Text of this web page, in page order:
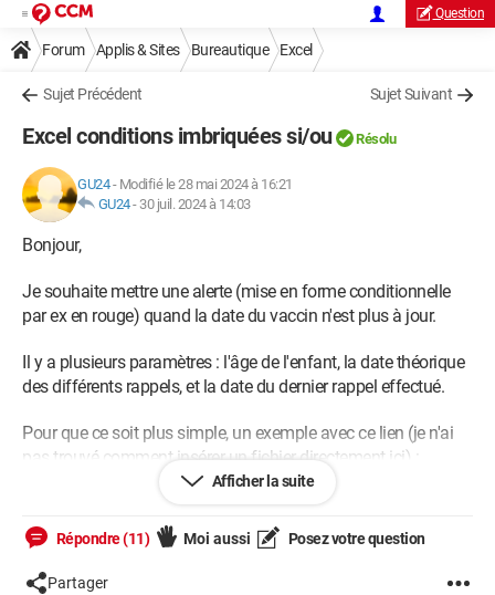
Question
Forum Applis & Sites Bureautique Excel
Sujet Précédent Sujet Suivant
Excel conditions imbriquées si/ou Résolu
GU24- Modifié le 28 mai 2024 à 16:21
GU24- 30 juil. 2024 à 14:03
Bonjour,
Je souhaite mettre une alerte (mise en forme conditionnelle
par ex en rouge) quand la date du vaccin n'est plus à jour.
Il y a plusieurs paramètres : l'âge de l'enfant, la date théorique
des différents rappels, et la date du dernier rappel effectué.
Pour que ce soit plus simple, un exemple avec ce lien (je n'ai
pas trouvé comment insérer un fichier directement ici) :
D'avance merci pour votre aide, je m'arrache les cheveux
Afficher la suite
Répondre (11) Moi aussi Posez votre question
Partager